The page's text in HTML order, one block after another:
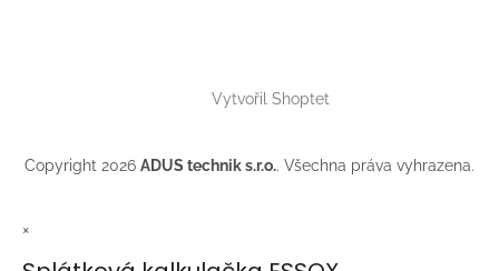
Vytvořil Shoptet
Copyright 2026 ADUS technik s.r.o.. Všechna práva vyhrazena.
×